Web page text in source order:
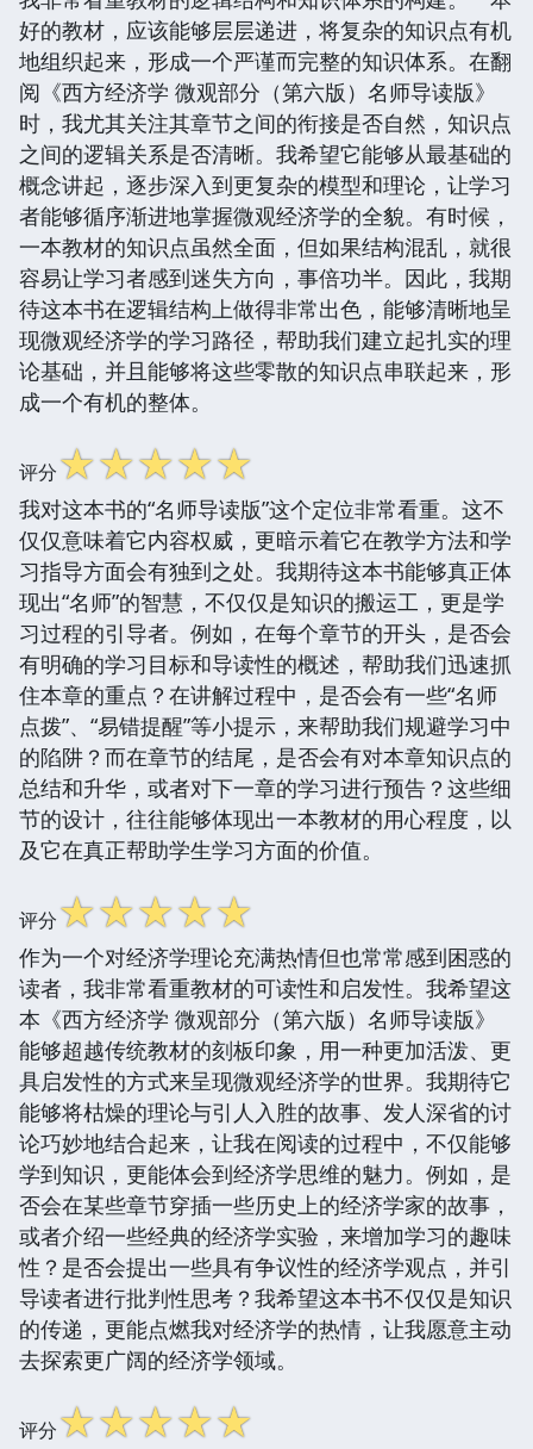
好的教材，应该能够层层递进，将复杂的知识点有机
地组织起来，形成一个严谨而完整的知识体系。在翻
阅《西方经济学 微观部分（第六版）名师导读版》
时，我尤其关注其章节之间的衔接是否自然，知识点
之间的逻辑关系是否清晰。我希望它能够从最基础的
概念讲起，逐步深入到更复杂的模型和理论，让学习
者能够循序渐进地掌握微观经济学的全貌。有时候，
一本教材的知识点虽然全面，但如果结构混乱，就很
容易让学习者感到迷失方向，事倍功半。因此，我期
待这本书在逻辑结构上做得非常出色，能够清晰地呈
现微观经济学的学习路径，帮助我们建立起扎实的理
论基础，并且能够将这些零散的知识点串联起来，形
成一个有机的整体。
评分☆☆☆☆☆
我对这本书的“名师导读版”这个定位非常看重。这不
仅仅意味着它内容权威，更暗示着它在教学方法和学
习指导方面会有独到之处。我期待这本书能够真正体
现出“名师”的智慧，不仅仅是知识的搬运工，更是学
习过程的引导者。例如，在每个章节的开头，是否会
有明确的学习目标和导读性的概述，帮助我们迅速抓
住本章的重点？在讲解过程中，是否会有一些“名师
点拨”、“易错提醒”等小提示，来帮助我们规避学习中
的陷阱？而在章节的结尾，是否会有对本章知识点的
总结和升华，或者对下一章的学习进行预告？这些细
节的设计，往往能够体现出一本教材的用心程度，以
及它在真正帮助学生学习方面的价值。
评分☆☆☆☆☆
作为一个对经济学理论充满热情但也常常感到困惑的
读者，我非常看重教材的可读性和启发性。我希望这
本《西方经济学 微观部分（第六版）名师导读版》
能够超越传统教材的刻板印象，用一种更加活泼、更
具启发性的方式来呈现微观经济学的世界。我期待它
能够将枯燥的理论与引人入胜的故事、发人深省的讨
论巧妙地结合起来，让我在阅读的过程中，不仅能够
学到知识，更能体会到经济学思维的魅力。例如，是
否会在某些章节穿插一些历史上的经济学家的故事，
或者介绍一些经典的经济学实验，来增加学习的趣味
性？是否会提出一些具有争议性的经济学观点，并引
导读者进行批判性思考？我希望这本书不仅仅是知识
的传递，更能点燃我对经济学的热情，让我愿意主动
去探索更广阔的经济学领域。
评分☆☆☆☆☆